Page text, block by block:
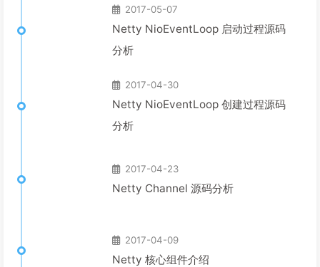
2017-05-07
Netty NioEventLoop 启动过程源码
分析
2017-04-30
Netty NioEventLoop 创建过程源码
分析
2017-04-23
Netty Channel 源码分析
2017-04-09
Netty 核心组件介绍